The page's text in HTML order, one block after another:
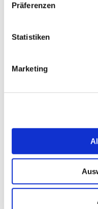
Präferenzen
Statistiken
Marketing
Tierschutzverein im
Oberhavel e.V.
Paypal: